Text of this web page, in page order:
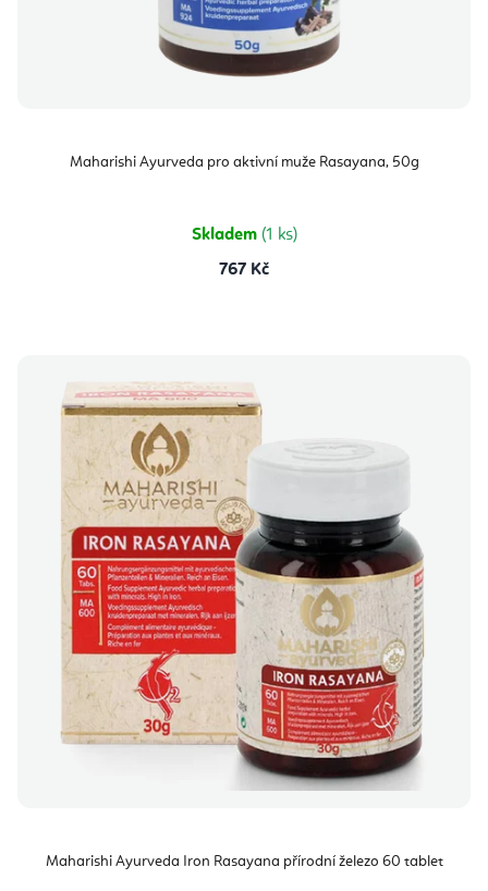
Maharishi Ayurveda pro aktivní muže Rasayana, 50g
Skladem (1 ks)
767 Kč
Maharishi Ayurveda Iron Rasayana přírodní železo 60 tablet